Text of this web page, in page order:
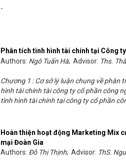
-
Phân tích tình hình tài chính tại Công
Authors: Ngô Tuấn Hà; Advisor: Ths.
Chương 1 : Cơ sở lý luận chung về phân
hình tài chính tài công ty cổ phần công
tình hình tài chính tại công ty cổ phần
Hoàn thiện hoạt động Marketing Mix
mại Đoàn Gia
Authors: Đỗ Thị Thịnh; Advisor: ThS.